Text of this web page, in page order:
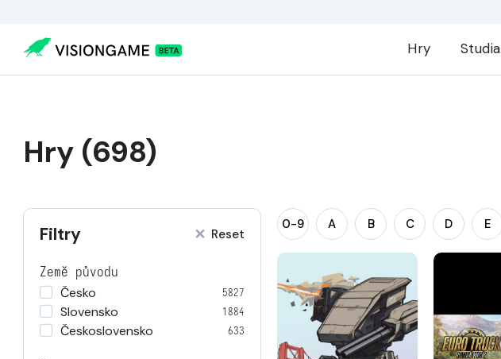
Hry Studia
Hry (698)
Filtry Reset
Země původu
Česko
5827
Slovensko 1884
Československo 633
0-9 A B C D E